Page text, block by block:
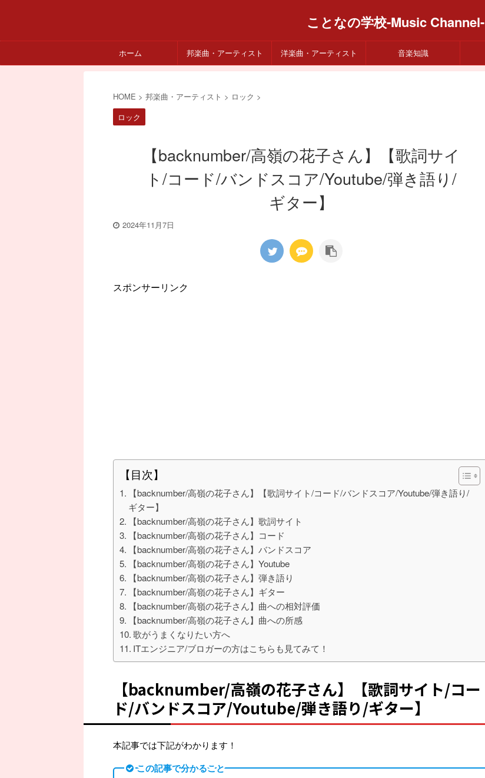
ことなの学校-Music Channel-
ホーム 邦楽曲・アーティスト 洋楽曲・アーティスト 音楽知識
HOME > 邦楽曲・アーティスト > ロック >
ロック
【backnumber/高嶺の花子さん】【歌詞サイ
ト/コード/バンドスコア/Youtube/弾き語り/
ギター】
2024年11月7日
スポンサーリンク
【目次】
【backnumber/高嶺の花子さん】【歌詞サイト/コード/バンドスコア/Youtube/弾き語り/
ギター】
【backnumber/高嶺の花子さん】歌詞サイト
【backnumber/高嶺の花子さん】コード
【backnumber/高嶺の花子さん】バンドスコア
【backnumber/高嶺の花子さん】Youtube
【backnumber/高嶺の花子さん】弾き語り
【backnumber/高嶺の花子さん】ギター
【backnumber/高嶺の花子さん】曲への相対評価
【backnumber/高嶺の花子さん】曲への所感
歌がうまくなりたい方へ
ITエンジニア/ブロガーの方はこちらも見てみて！
【backnumber/高嶺の花子さん】【歌詞サイト/コー
ド/バンドスコア/Youtube/弾き語り/ギター】
本記事では下記がわかります！
この記事で分かること